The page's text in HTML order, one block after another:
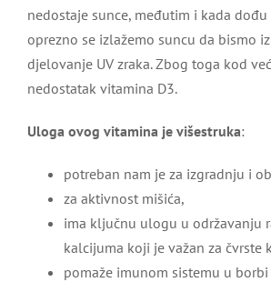
nedostaje sunce, međutim i kada
oprezno se izlažemo suncu da bismo
djelovanje UV zraka. Zbog toga kod
nedostatak vitamina D3.
Uloga ovog vitamina je višestruka:
potreban nam je za izgradnju i
za aktivnost mišića,
ima ključnu ulogu u održavanju
kalcijuma koji je važan za čvrste
pomaže imunom sistemu u